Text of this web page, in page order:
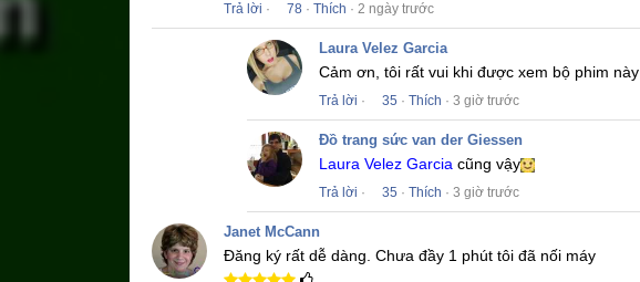
Trả lời · 78 · Thích · 2 ngày trước
Laura Velez Garcia
Cảm ơn, tôi rất vui khi được xem bộ phim này
Trả lời · 35 · Thích · 3 giờ trước
Đồ trang sức van der Giessen
Laura Velez Garcia cũng vậy
Trả lời · 35 · Thích · 3 giờ trước
Janet McCann
Đăng ký rất dễ dàng. Chưa đầy 1 phút tôi đã nối máy